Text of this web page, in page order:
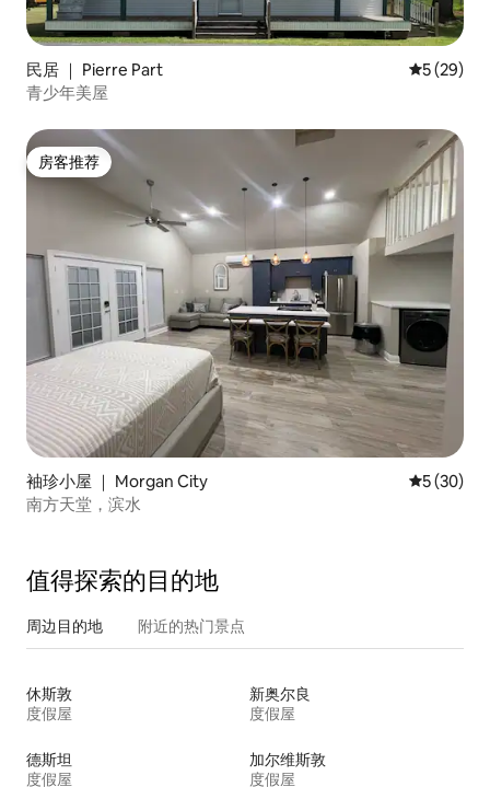
民居 ｜ Pierre Part 平均评分
5 (29)
青少年美屋
房客推荐
房客推荐
袖珍小屋 ｜ Morgan City 平均评分
5 (30)
南方天堂，滨水
值得探索的目的地
周边目的地 附近的热门景点
休斯敦
度假屋
新奥尔良
度假屋
德斯坦
度假屋
加尔维斯敦
度假屋